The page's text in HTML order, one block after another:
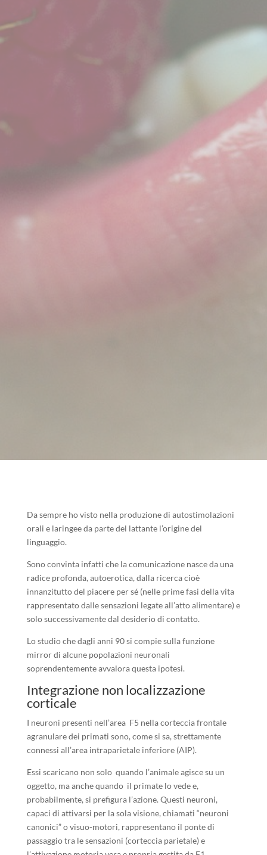
Da sempre ho visto nella produzione di autostimolazioni
orali e laringee da parte del lattante l’origine del
linguaggio.
Sono convinta infatti che la comunicazione nasce da una
radice profonda, autoerotica, dalla ricerca cioè
innanzitutto del piacere per sé (nelle prime fasi della vita
rappresentato dalle sensazioni legate all’atto alimentare) e
solo successivamente dal desiderio di contatto.
Lo studio che dagli anni 90 si compie sulla funzione
mirror di alcune popolazioni neuronali
soprendentemente avvalora questa ipotesi.
Integrazione non localizzazione
corticale
I neuroni presenti nell’area F5 nella corteccia frontale
agranulare dei primati sono, come si sa, strettamente
connessi all’area intraparietale inferiore (AIP).
Essi scaricano non solo quando l’animale agisce su un
oggetto, ma anche quando il primate lo vede e,
probabilmente, si prefigura l’azione. Questi neuroni,
capaci di attivarsi per la sola visione, chiamati “neuroni
canonici” o visuo-motori, rappresentano il ponte di
passaggio tra le sensazioni (corteccia parietale) e